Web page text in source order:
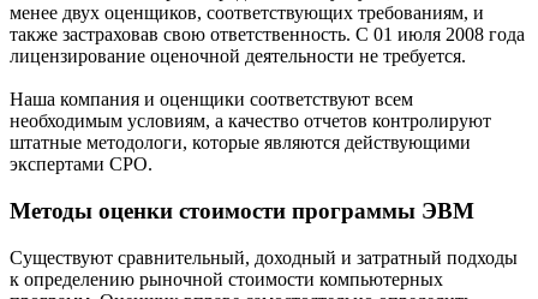
менее двух оценщиков, соответствующих требованиям, и
также застраховав свою ответственность. С 01 июля 2008 года
лицензирование оценочной деятельности не требуется.
Наша компания и оценщики соответствуют всем
необходимым условиям, а качество отчетов контролируют
штатные методологи, которые являются действующими
экспертами СРО.
Методы оценки стоимости программы ЭВМ
Существуют сравнительный, доходный и затратный подходы
к определению рыночной стоимости компьютерных